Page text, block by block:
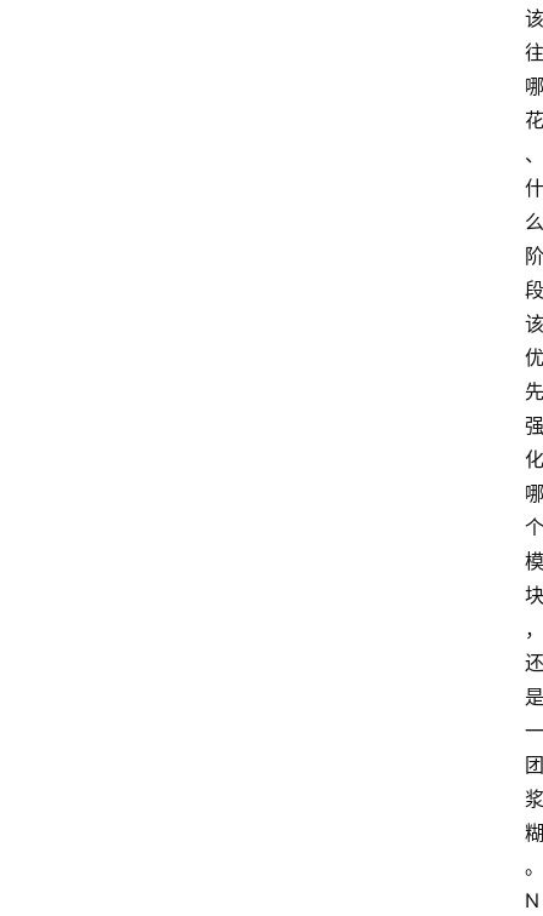
该
往
哪
花
、
什
么
阶
段
该
优
先
强
化
哪
个
模
块
，
还
是
一
团
浆
糊
。
N